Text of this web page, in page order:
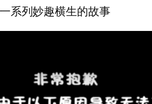
系列妙趣横生的故事